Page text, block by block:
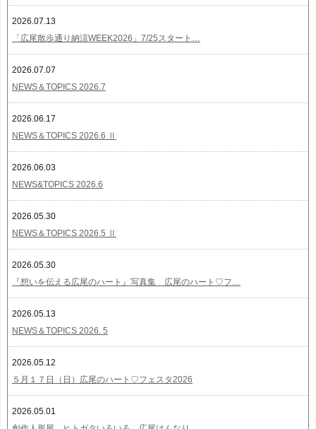
2026.07.13
「広尾散歩通り納涼WEEK2026」7/25スタート…
2026.07.07
NEWS＆TOPICS 2026.7
2026.06.17
NEWS＆TOPICS 2026.6 Ⅱ
2026.06.03
NEWS&TOPICS 2026.6
2026.05.30
NEWS＆TOPICS 2026.5 Ⅱ
2026.05.30
『想いを伝える広尾のハート』写真集 広尾のハート♡フ…
2026.05.13
NEWS＆TOPICS 2026. 5
2026.05.12
５月１７日（日）広尾のハート♡フェスタ2026
2026.05.01